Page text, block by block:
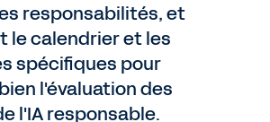
responsabilités, et
le calendrier et les
spécifiques pour
l'évaluation des
l'IA responsable.